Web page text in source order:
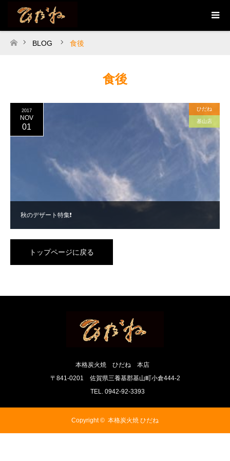
ホーム
BLOG 食後
食後
秋のデザート特集❗️
2017
NOV
01
ひだね
基山店
トップページに戻る
本格炭火焼 ひだね 本店
〒841-0201 佐賀県三養基郡基山町小倉444-2
TEL. 0942-92-3393
Copyright © 本格炭火焼 ひだね